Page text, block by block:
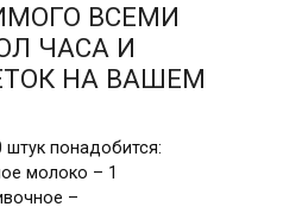
ВСЕМИ
ЧАСА И
НА ВАШЕМ
понадобится:
молоко – 1
–